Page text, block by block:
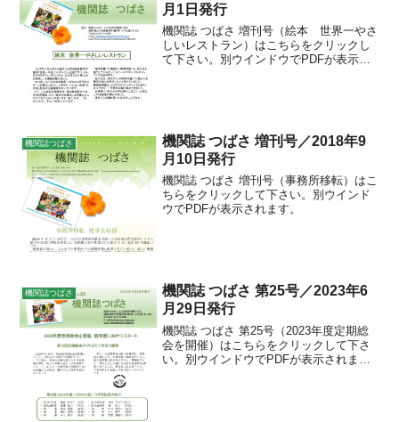
月1日発行
機関誌 つばさ 増刊号（絵本 世界一やさ
しいレストラン）はこちらをクリックし
て下さい。別ウインドウでPDFが表示さ
機関誌つばさ
機関誌 つばさ 増刊号／2018年9
月10日発行
機関誌 つばさ 増刊号（事務所移転）はこ
ちらをクリックして下さい。別ウインド
ウでPDFが表示されます。
機関誌つばさ
機関誌 つばさ 第25号／2023年6
月29日発行
機関誌 つばさ 第25号（2023年度定期総
会を開催）はこちらをクリックして下さ
い。別ウインドウでPDFが表示されま